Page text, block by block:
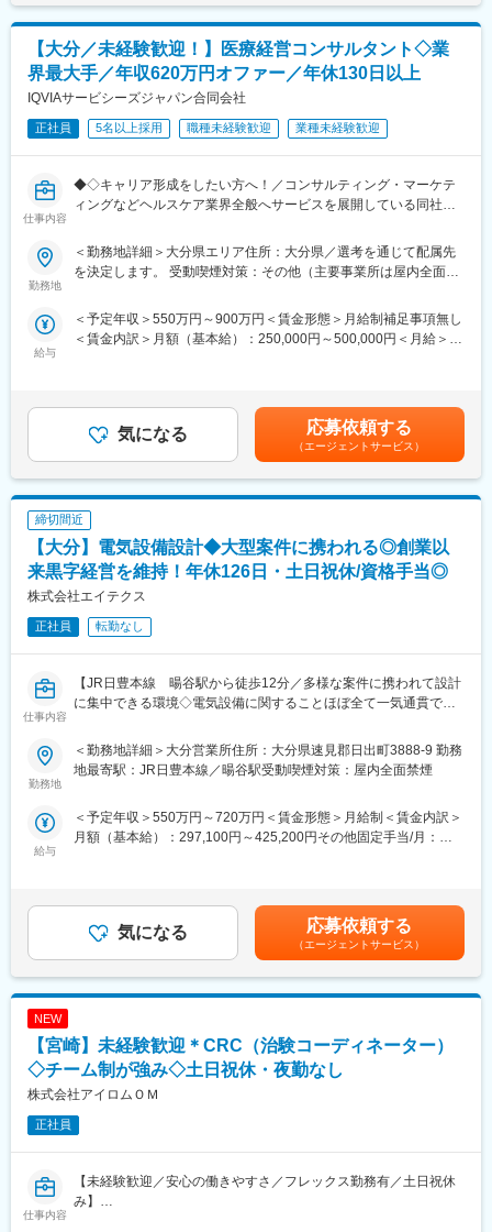
これまでのキャリアを活かすことのできる仕事がきっと見つかり
ます。そして、さらにさまざまな仕事を経験して幅を広げていく
ことができます。
また、キヤノンは品質重視の企業風土でありデバイス部門トップ
の方針でQMS（品質マネジメントシステム）を業務の中心に据え
ています。そのため、品質部門の仕事は重要視されていて、やり
がいのあるものとなっています。
変更の範囲：会社の定める業務
《具体的には...》
■新薬のプロモーション
■長期収載品の市場拡大
■ジェネリック医薬品のプロモーション
※プロジェクトの状況によっては、選考保留（ご紹介できるプロジ
ェクトが出るまで保留）となる場合もございますのであらかじめ
ご認識の程よろしくお願いします※
■エリアを跨ぐ転勤なし：
初任地希望だけでなく、エリアを跨いでの転勤はないため、転勤
て、アサインを検討します。
会、自身の強みを活かしたPJ相談などが可能です。定期的な面談
を通じて、その時々に応じたプロジェクトを提示するなどフレキ
■明確な評価制度：
自身の成果や頑張りが客観的に評価され、年収に反映されます。
また、在籍年数が増えると永年勤続報奨金や四半期一時金などの
手当もアップします。つまり、やりがいや努力がきちんと報われ
る報酬制度になっています。
【サポート体制】
配属後は担当マネージャーが丁寧に支援します。日々の仕事の悩
みや、キャリア形成の相談等、伴走者として活躍をサポートしま
す。また知識・スキルレベルを上げるために様々な研修をご用意
しています。
【大分／未経験歓迎！】医療経営コンサルタント◇業
界最大手／年収620万円オファー／年休130日以上
IQVIAサービシーズジャパン合同会社
正社員 5名以上採用 職種未経験歓迎 業種未経験歓迎
仕事内容
◆◇キャリア形成をしたい方へ！／コンサルティング・マーケテ
ィングなどヘルスケア業界全般へサービスを展開している同社に
＼そもそも「IQVIA」とは？／
事業の一つ「Provider」というポジションで、クリニックの経営
を支えるコンサルタント活動を行っていただきます。病院経営を
国内トップクラスのプロジェクト受託実績を誇る同社の一員とし
て、これまでのMSの実績を活かし、クリニックや調剤薬局の経営
支援プロジェクトの一員として活躍します。クリニック、病院、
調剤薬局がクライアントとなり、クライアントの経営課題の抽出
～戦略立案～実行に携わり、クライアントの経営課題改善や売上
アップに寄与します。皆様未経験からご活躍をされているので、
ご安心してご応募ください！
※上記のプロジェクト終了後は別の類似プロジェクトや研修を経た
のちにMRプロジェクトへの再配属となります。ご希望や適性、受
託状況などを考慮して都度決定します。
【豊富なプロジェクト】
ば、治療領域をカバーできる医薬品PJT、薬局の経営支援を行う
ファーマシーPJT、予防の領域をカバーできる医療機器PJT、ワク
【IQVIAサービシーズジャパンについて】
・世界100以上の国と地域／8万人の社員が、医薬品の臨床開発～
関与しています
・日本においても業界トップシェアを誇り、常時100以上のPJが
変更の範囲：会社の定める業務
勤務地
＜勤務地詳細＞大分県エリア住所：大分県／選考を通じて配属先
を決定します。 受動喫煙対策：その他（主要事業所は屋内全面禁
給与
＜予定年収＞550万円～900万円＜賃金形態＞月給制補足事項無し
＜賃金内訳＞月額（基本給）：250,000円～500,000円＜月給＞
ジェクト稼働手当(35,000円)、外勤日当（1日1,500円／外勤3.5時
間以上）■変動賞与制（6月・12月・3月）※平均実績6ヶ月分■イン
センティブ：3月（対象者）賃金はあくまでも目安の金額であり、
選考を通じて上下する可能性があります。月給(月額)は固定手当を
含めた表記です。
気になる 応募依頼する
（エージェントサービス）
締切間近
【大分】電気設備設計◆大型案件に携われる◎創業以
来黒字経営を維持！年休126日・土日祝休/資格手当◎
株式会社エイテクス
正社員 転勤なし
仕事内容
【JR日豊本線 暘谷駅から徒歩12分／多様な案件に携われて設計
に集中できる環境◇電気設備に関することほぼ全て一気通貫で事
＼この求人のポイント／
◎様々な福利厚生・資格手当
備設計職を募集いたします。
一方で、設計・施工管理・点検検査と部門がわかれているため、
それぞれのスペシャリストとしてスキルを高めることが可能で
す。
当ポジションでは、プラント・商業施設・公共施設・発電施設な
電気設備の設計から納品までが業務範囲です。具体的には下記を
お任せします。（使用ソフト：Auto CAD、RAPID）
・仕様決定：設備の目的に応じた適切な仕様の策定
・見積、納入仕様：予算に基づく見積もり作成と納入に向けた仕
様調整
・調達手配：設備の設計に基づいた製造工程の管理
・工場検査、立会：製作後の品質確認と工場での検査立会
勤務地
＜勤務地詳細＞大分営業所住所：大分県速見郡日出町3888-9 勤務
地最寄駅：JR日豊本線／暘谷駅受動喫煙対策：屋内全面禁煙
給与
＜予定年収＞550万円～720万円＜賃金形態＞月給制＜賃金内訳＞
月額（基本給）：297,100円～425,200円その他固定手当/月：
給：年1回■賞与：年2回（前年度実績2.6ヶ月分）■決算賞与（業
績による）■モデル年収：6,637,000円/入社1年目・40歳
7,597,300円/入社5年目・47歳賃金はあくまでも目安の金額であ
り、選考を通じて上下する可能性があります。月給(月額)は固定手
当を含めた表記です。
気になる 応募依頼する
（エージェントサービス）
NEW
【宮崎】未経験歓迎＊CRC（治験コーディネーター）
◇チーム制が強み◇土日祝休・夜勤なし
株式会社アイロムＯＭ
正社員
仕事内容
【未経験歓迎／安心の働きやすさ／フレックス勤務有／土日祝休
み】